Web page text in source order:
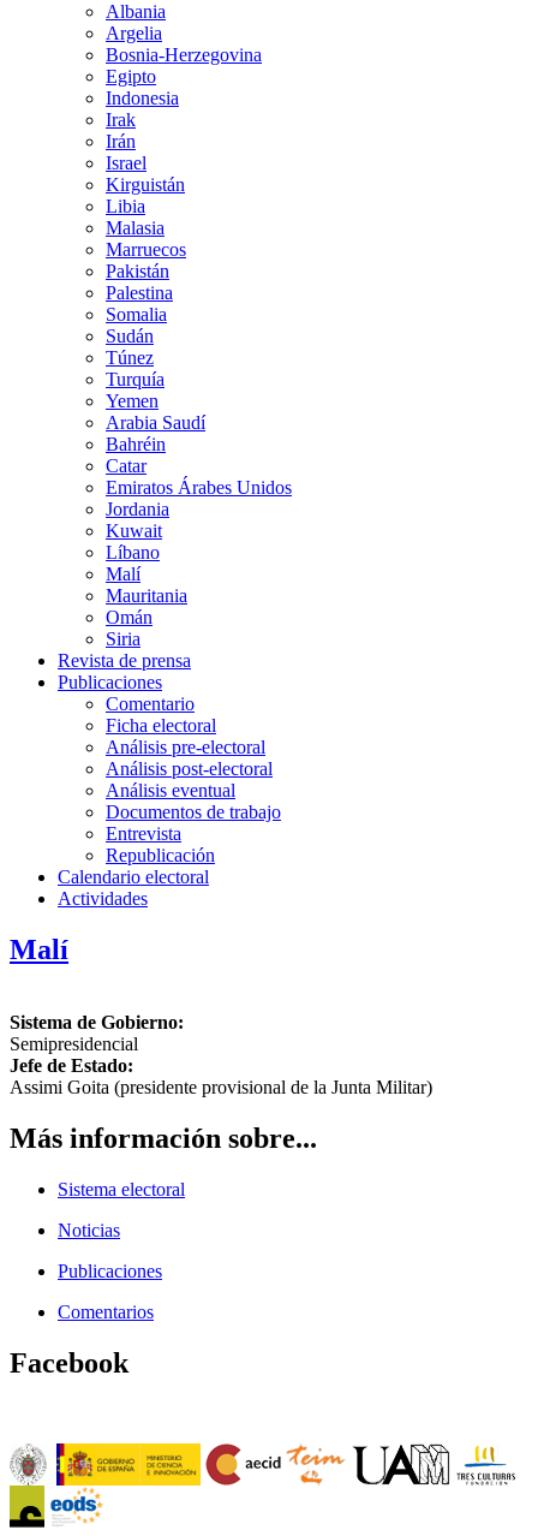
Albania
Argelia
Bosnia-Herzegovina
Egipto
Indonesia
Irak
Irán
Israel
Kirguistán
Libia
Malasia
Marruecos
Pakistán
Palestina
Somalia
Sudán
Túnez
Turquía
Yemen
Arabia Saudí
Bahréin
Catar
Emiratos Árabes Unidos
Jordania
Kuwait
Líbano
Malí
Mauritania
Omán
Siria
Revista de prensa
Publicaciones
Comentario
Ficha electoral
Análisis pre-electoral
Análisis post-electoral
Análisis eventual
Documentos de trabajo
Entrevista
Republicación
Calendario electoral
Actividades
Malí
Sistema de Gobierno:
Semipresidencial
Jefe de Estado:
Assimi Goita (presidente provisional de la Junta Militar)
Más información sobre...
Sistema electoral
Noticias
Publicaciones
Comentarios
Facebook